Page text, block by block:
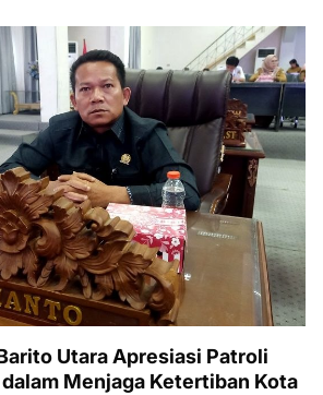
Utara Apresiasi Patroli
Menjaga Ketertiban Kota